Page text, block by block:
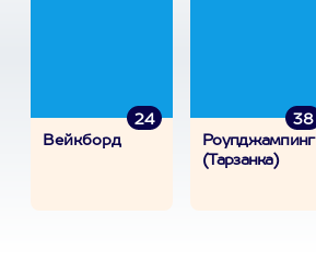
24
Вейкборд
38
Роупджампинг
(Тарзанка)